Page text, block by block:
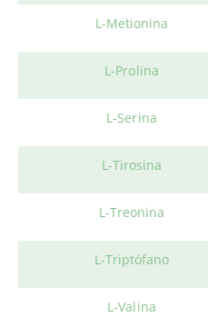
L-Metionina
L-Prolina
L-Serina
L-Tirosina
L-Treonina
L-Triptófano
L-Valina